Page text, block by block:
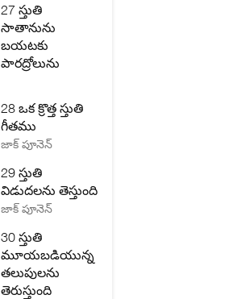
27 స్తుతి
సాతానును
బయటకు
పారద్రోలును
28 ఒక క్రొత్త స్తుతి
గీతము
జాక్ పూనెన్
29 స్తుతి
విడుదలను తెస్తుంది
జాక్ పూనెన్
30 స్తుతి
మూయబడియున్న
తలుపులను
తెరుస్తుంది